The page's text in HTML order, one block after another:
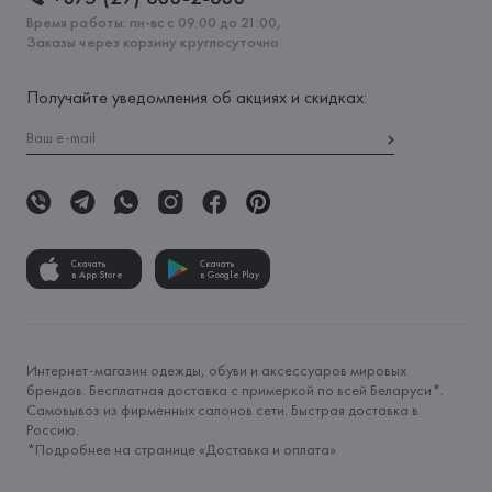
Время работы: пн-вс с 09:00 до 21:00,
Заказы через корзину круглосуточно
Получайте уведомления об акциях и скидках:
Скачать
в App Store
Скачать
в Google Play
Интернет-магазин одежды, обуви и аксессуаров мировых
брендов. Бесплатная доставка с примеркой по всей Беларуси*.
Самовывоз из фирменных салонов сети. Быстрая доставка в
Россию.
*Подробнее на странице «Доставка и оплата»